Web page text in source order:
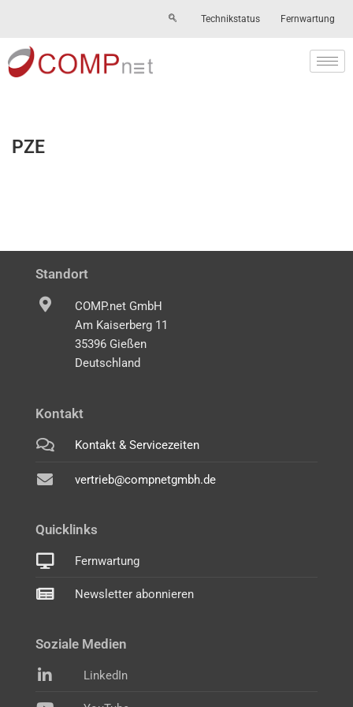
Skip
to
content
Technikstatus Fernwartung
PZE
Standort
COMP.net GmbH
Am Kaiserberg 11
35396 Gießen
Deutschland
Kontakt
Kontakt & Servicezeiten
vertrieb@compnetgmbh.de
Quicklinks
Fernwartung
Newsletter abonnieren
Soziale Medien
LinkedIn